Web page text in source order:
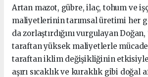
Artan mazot, gübre, ilaç, tohum ve
maliyetlerinin tarımsal üretimi her
da zorlaştırdığını vurgulayan
taraftan yüksek maliyetlerle
taraftan iklim değişikliğinin
aşırı sıcaklık ve kuraklık gibi doğal